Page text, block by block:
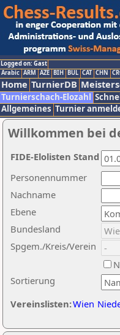
Logged on: Gast
Arabic ARM AZE BIH BUL CAT CHN
Home TurnierDB
Turnierschach-Elozahl
Allgemeines Turnier
Willkommen bei
Nachname
Ebene
Sortierung
Personennummer
Bundesland
Spgem./Kreis/Verein
Vereinslisten:Wien
FIDE-Elolisten Stand